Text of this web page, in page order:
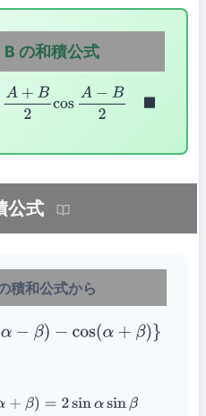
の和積公式
A +B 2cosA −B2◼
公式
積和公式から
cos( α+ β)}
(α+β)= 2sinαsinβ